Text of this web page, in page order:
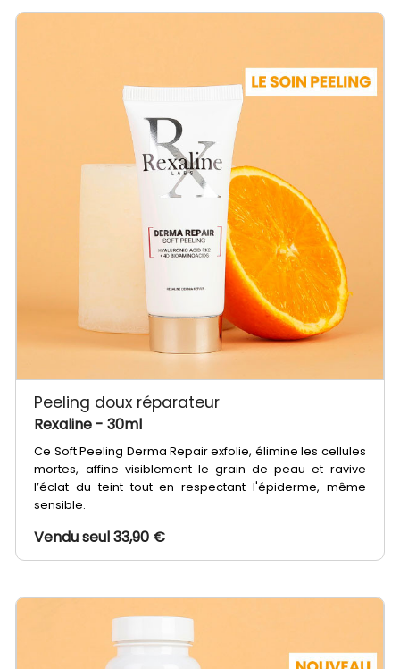
Peeling doux réparateur
Rexaline - 30ml
Ce Soft Peeling Derma Repair exfolie, élimine les cellules
mortes, affine visiblement le grain de peau et ravive
l’éclat du teint tout en respectant l'épiderme, même
sensible.
Vendu seul 33,90 €